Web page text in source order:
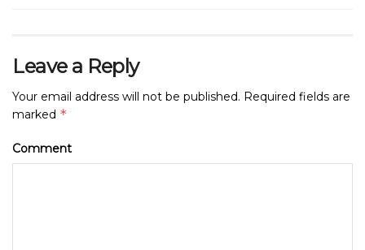
Leave a Reply
Your email address will not be published. Required fields are
marked *
Comment